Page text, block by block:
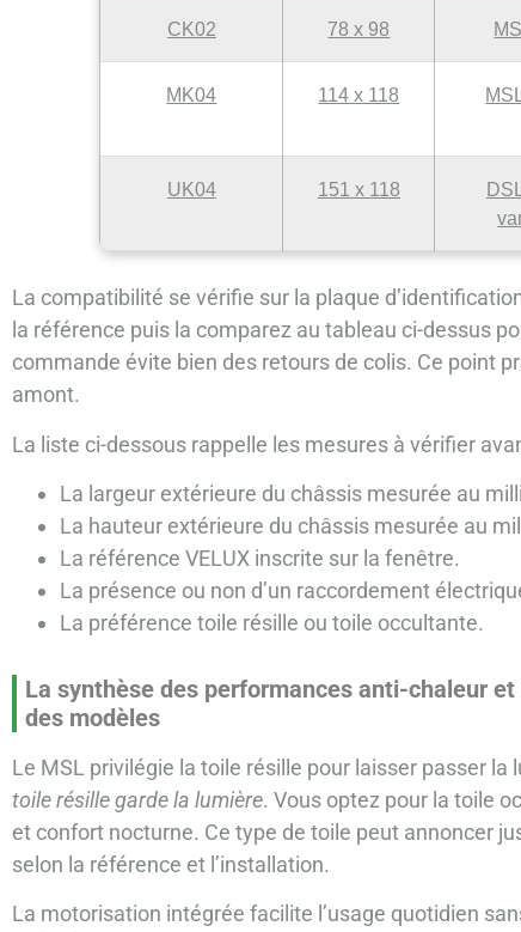
CK02 78 x 98
MK04 114 x 118
UK04 151 x 118
La compatibilité se vérifie sur la plaque
la référence puis la comparez au tableau ci-dessus
commande évite bien des retours de colis. Ce point
amont.
La liste ci-dessous rappelle les mesures à vérifier
La largeur extérieure du châssis mesurée au
La hauteur extérieure du châssis mesurée au
La référence VELUX inscrite sur la fenêtre.
La présence ou non d’un raccordement
La préférence toile résille ou toile occultante.
La synthèse des performances anti-chaleur
des modèles
Le MSL privilégie la toile résille pour laisser passer
toile résille garde la lumière. Vous optez pour la toile
et confort nocturne. Ce type de toile peut annoncer
selon la référence et l’installation.
La motorisation intégrée facilite l’usage quotidien